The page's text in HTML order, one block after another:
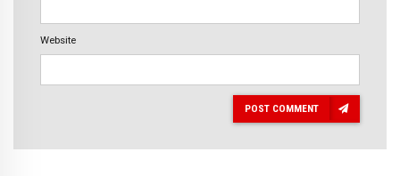
Website
POST COMMENT